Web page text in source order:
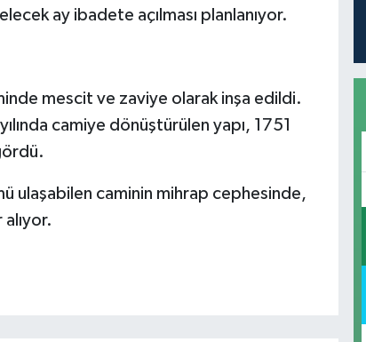
ay ibadete açılması planlanıyor.
mescit ve zaviye olarak inşa edildi.
camiye dönüştürülen yapı, 1751
ulaşabilen caminin mihrap cephesinde,